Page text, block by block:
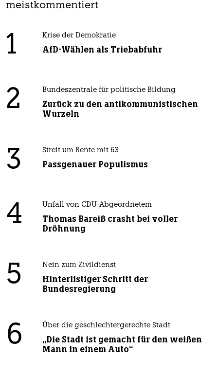
meistkommentiert
1 Krise der Demokratie
AfD-Wählen als Triebabfuhr
2 Bundeszentrale für politische Bildung
Zurück zu den antikommunistischen
Wurzeln
3 Streit um Rente mit 63
Passgenauer Populismus
4 Unfall von CDU-Abgeordnetem
Thomas Bareiß crasht bei voller
Dröhnung
5 Nein zum Zivildienst
Hinterlistiger Schritt der
Bundesregierung
6 Über die geschlechtergerechte Stadt
„Die Stadt ist gemacht für den weißen
Mann in einem Auto“